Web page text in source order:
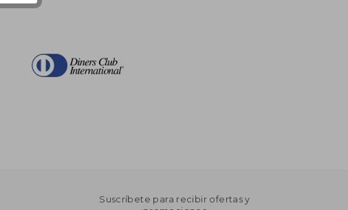
Suscríbete para recibir ofertas y